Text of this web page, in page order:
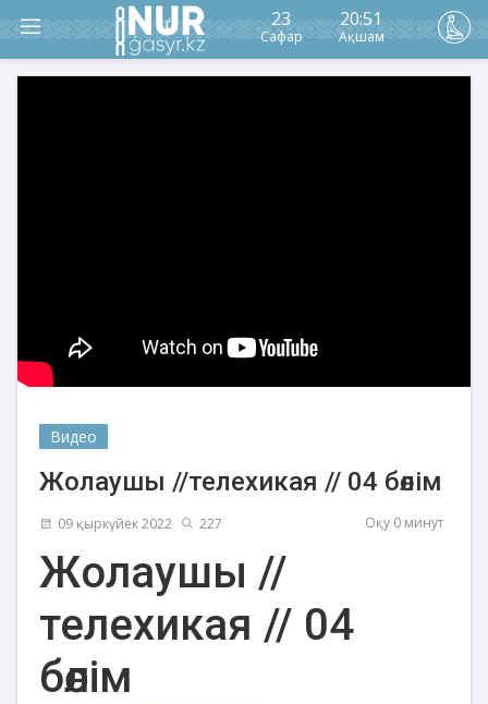
23
Сафар
20:51
Ақшам
Видео
Жолаушы //телехикая // 04 бөлім
09 қыркүйек 2022 227 Оқу 0 минут
Жолаушы //
телехикая // 04
бөлім